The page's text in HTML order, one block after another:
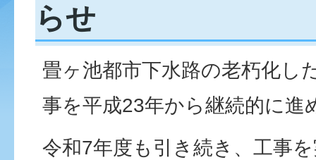
らせ
畳ヶ池都市下水路の老朽化し
事を平成23年から継続的に進
令和7年度も引き続き、工事